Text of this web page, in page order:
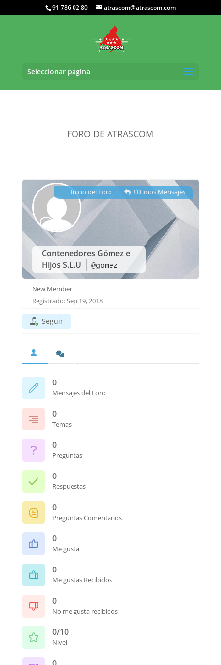
91 786 02 80 atrascom@atrascom.com
Seleccionar página
FORO DE ATRASCOM
Contenedores Gómez e
Hijos S.L.U
@gomez
Inicio del Foro | Últimos Mensajes
New Member
Registrado: Sep 19, 2018
Seguir
0
Mensajes del Foro
0
Temas
0
Preguntas
0
Respuestas
0
Preguntas Comentarios
0
Me gusta
0
Me gustas Recibidos
0
No me gusta recibidos
0/10
Nivel
0